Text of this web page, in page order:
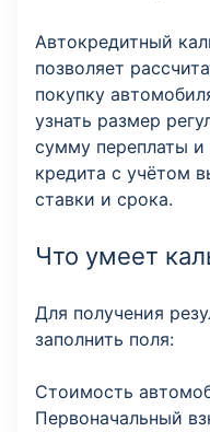
Автокредитный
позволяет
покупку
узнать размер
сумму переплаты
кредита с учётом
ставки и срока.
Что умеет
Для получения
заполнить поля:
Стоимость
Первоначальный